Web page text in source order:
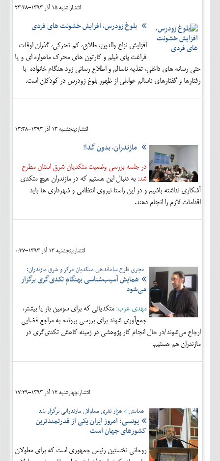
انتشار:شنبه 15 آذر 1393-23:38
بلوغ زودرس، افزایش خشونت های فردی
افزایش نزاع والدین، طلاق، کم تحرکی، گذران اوقات
فراغت پای فیلم و کارتون های محرک ماهواره ای و یا
حتی رسانه های داخلی، تغذیه ناسالم و اطلاع رسانی زود هنگام خانواده با
رفتارها و گفتارهای ناسالم عواملی از ظهور بلوغ زودرس در کودکان است.
انتشار:پنجشنبه 13 آذر 1393-13:38
مازندران، بدون گدا!
در جلسه بررسی وضعیت متکدیان شرق استان مطرح
شد: به دنبال این هستیم که در مازندران هیچ متکدی
آشکاری نداشته باشیم و در این راستا نیروی انتظامی و شهرداری ها باید
اقدامات لازم را انجام دهند.
انتشار:پنجشنبه 13 آذر 1393-0:37
مجری طرح ساماندهی متکدیان مرکز و شرق مازندران:
همایش آسیب‌شناسی بهنگام تکدی‌گری برگزار
می‌شود
مهدی عرب: متکدیانی که برای سومین بار یا بیشتر،
جمع‌آوری شوند برای بررسی پرونده به مراجع قضایی
ارجاع می‌شوند/در حال انجام کار پژوهشی در زمینه کاهش تکدی‌گری در
مازندران هم هستیم.
انتشار:چهارشنبه 12 آذر 1393-17:29
همایش 4 هزار نفری معلولان مازندرانی برگزار شد
یونسی: امروز ایران یکی از قدرتمندترین
کشورهای جهان است
روحانی نخستین رئیس جمهوری است که برای معلولان